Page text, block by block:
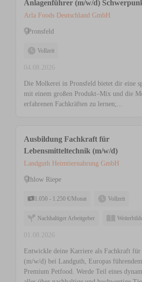
Anlagenführer (m/w/d)
Lebensmitteltechnik
Arla Foods Deutschland GmbH
Pronsfeld
Vollzeit
04.08.2026
Die Molkerei in Pronsfeld bietet dir eine
mit einem großen Produkt–Mix und die
erfahrenen Fachkräften zu lernen;...
Ausbildung Fachkraft für
Lebensmitteltechnik (m/w/d)
Landguth Heimtiernahrung GmbH
Ihlow Riepe
1.050 - 1.250 €/Monat Vollzeit
Nachhaltiger Arbeitgeber
01.08.2026
Entwickle deine Karriere als Fachkraft
(m/w/d) bei Landguth, Europas
Premium Petfood. Werde Teil eines